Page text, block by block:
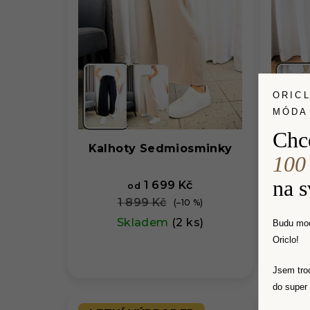
Kalhoty Sedmiosminky
od 1 699 Kč
1 899 Kč
(–10 %)
Skladem (2 ks)
na
Budu
Oriclo!
Jsem
do super